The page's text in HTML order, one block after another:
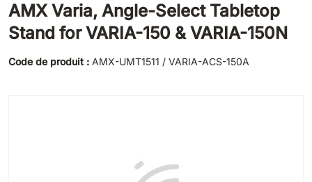
AMX Varia, Angle-Select Tabletop
Stand for VARIA-150 & VARIA-150N
Code de produit : AMX-UMT1511 / VARIA-ACS-150A